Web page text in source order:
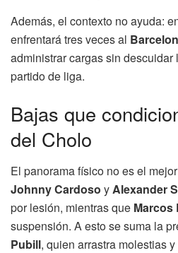
Además, el contexto no ayuda:
enfrentará tres veces al
administrar cargas sin
partido de liga.
Bajas que
del Cholo
El panorama físico no es el
Johnny Cardoso yAlexander
por lesión, mientras que Marcos
suspensión. A esto se suma la
Pubill, quien arrastra molestias